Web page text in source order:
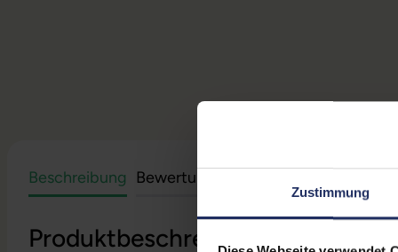
Zustimmung
Beschreibung Bewertungen
Produktbeschreibung